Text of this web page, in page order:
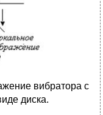
вибратора с
диска.